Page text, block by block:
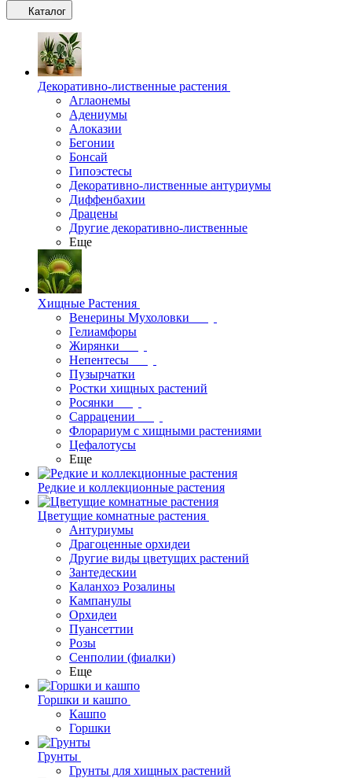
Каталог
Декоративно-лиственные растения
Аглаонемы
Адениумы
Алоказии
Бегонии
Бонсай
Гипоэстесы
Декоративно-лиственные антуриумы
Диффенбахии
Драцены
Другие декоративно-лиственные
Еще
Хищные Растения
Венерины Мухоловки
Гелиамфоры
Жирянки
Непентесы
Пузырчатки
Ростки хищных растений
Росянки
Саррацении
Флорариум с хищными растениями
Цефалотусы
Еще
Редкие и коллекционные растения
Цветущие комнатные растения
Антуриумы
Драгоценные орхидеи
Другие виды цветущих растений
Зантедескии
Каланхоэ Розалины
Кампанулы
Орхидеи
Пуансеттии
Розы
Сенполии (фиалки)
Еще
Горшки и кашпо
Кашпо
Горшки
Грунты
Грунты для хищных растений